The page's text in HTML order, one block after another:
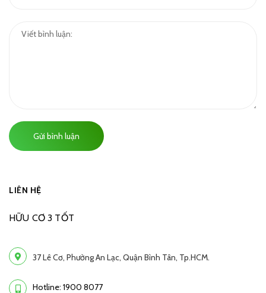
Gửi bình luận
LIÊN HỆ
HỮU CƠ 3 TỐT
37 Lê Cơ, Phường An Lạc, Quận Bình Tân, Tp.HCM.
Hotline: 1900 8077